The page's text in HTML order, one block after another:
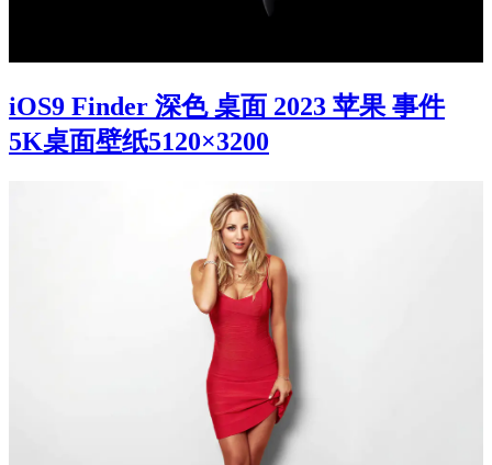
iOS9 Finder 深色 桌面 2023 苹果 事件
5K桌面壁纸5120×3200